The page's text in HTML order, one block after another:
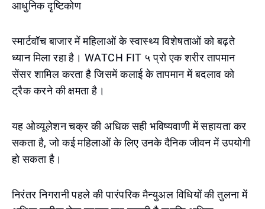
आधुनिक दृष्टिकोण
स्मार्टवॉच बाजार में महिलाओं के स्वास्थ्य विशेषताओं को बढ़ते
ध्यान मिला रहा है। WATCH FIT ५ प्रो एक शरीर तापमान
सेंसर शामिल करता है जिसमें कलाई के तापमान में बदलाव को
ट्रैक करने की क्षमता है।
यह ओव्यूलेशन चक्र की अधिक सही भविष्यवाणी में सहायता कर
सकता है, जो कई महिलाओं के लिए उनके दैनिक जीवन में उपयोगी
हो सकता है।
निरंतर निगरानी पहले की पारंपरिक मैन्युअल विधियों की तुलना में